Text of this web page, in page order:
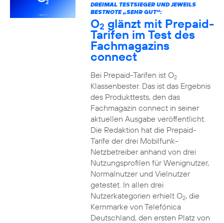
DREIMAL TESTSIEGER UND JEWEILS
BESTNOTE „SEHR GUT“:
O2 glänzt mit Prepaid-
Tarifen im Test des
Fachmagazins
connect
Bei Prepaid-Tarifen ist O2
Klassenbester. Das ist das Ergebnis
des Produkttests, den das
Fachmagazin connect in seiner
aktuellen Ausgabe veröffentlicht.
Die Redaktion hat die Prepaid-
Tarife der drei Mobilfunk-
Netzbetreiber anhand von drei
Nutzungsprofilen für Wenignutzer,
Normalnutzer und Vielnutzer
getestet. In allen drei
Nutzerkategorien erhielt O2, die
Kernmarke von Telefónica
Deutschland, den ersten Platz von